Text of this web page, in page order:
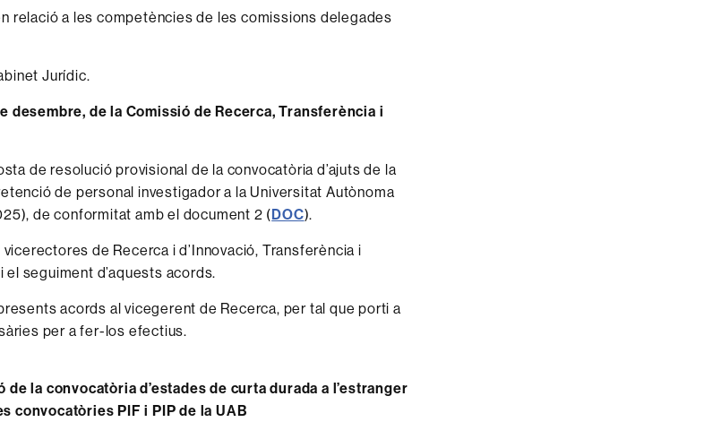
relació a les competències de les comissions delegades
Jurídic.
desembre, de la Comissió de Recerca, Transferència i
de resolució provisional de la convocatòria d’ajuts de la
de personal investigador a la Universitat Autònoma
de conformitat amb el document 2 (DOC).
de Recerca i d’Innovació, Transferència i
seguiment d’aquests acords.
acords al vicegerent de Recerca, per tal que porti a
per a fer-los efectius.
de la convocatòria d’estades de curta durada a l’estranger
convocatòries PIF i PIP de la UAB